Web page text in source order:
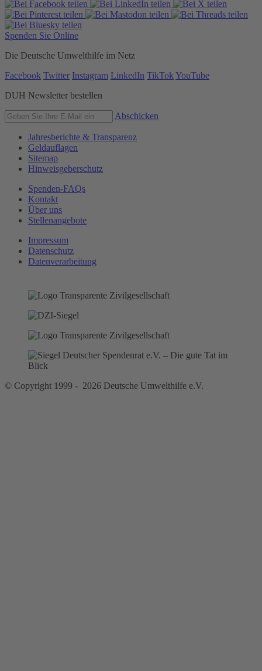
Spenden Sie Online
Die Deutsche Umwelthilfe im Netz
Facebook Twitter Instagram LinkedIn TikTok YouTube
DUH Newsletter bestellen
Abschicken
Jahresberichte & Transparenz
Geldauflagen
Sitemap
Hinweisgeberschutz
Spenden-FAQs
Kontakt
Über uns
Stellenangebote
Impressum
Datenschutz
Datenverarbeitung
© Copyright 1999 - 2026 Deutsche Umwelthilfe e.V.